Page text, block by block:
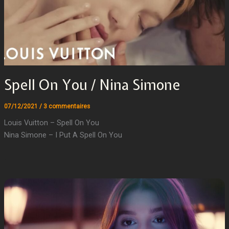
Spell On You / Nina Simone
07/12/2021 / 3 commentaires
Louis Vuitton – Spell On You
Nina Simone – I Put A Spell On You